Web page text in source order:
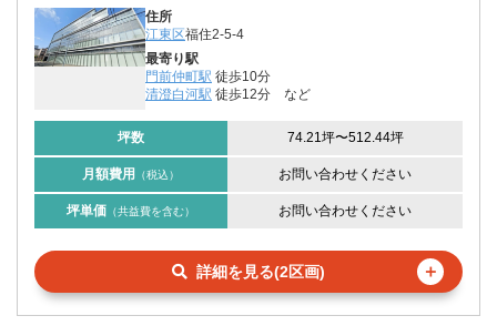
住所
江東区福住2-5-4
最寄り駅
門前仲町駅 徒歩10分
清澄白河駅 徒歩12分 など
坪数 74.21坪〜512.44坪
月額費用 （税込） お問い合わせください
坪単価 （共益費を含む） お問い合わせください
詳細を見る(2区画) ＋